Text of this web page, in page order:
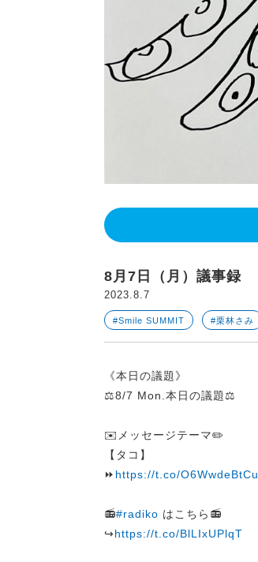
8月7日（月）議事録
2023.8.7
#Smile SUMMIT #栗林さみ
《本日の議題》
⚖️8/7 Mon.本日の議題⚖️
✉️メッセージテーマ✏️
【タコ】
⏩ https://t.co/O6WwdeBtCu
📻#radiko はこちら📻
↪︎https://t.co/BlLIxUPlqT